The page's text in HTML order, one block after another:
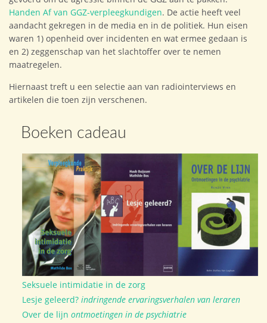
Handen Af van GGZ-verpleegkundigen. De actie heeft veel
aandacht gekregen in de media en in de politiek. Hun eisen
waren 1) openheid over incidenten en wat ermee gedaan is
en 2) zeggenschap van het slachtoffer over te nemen
maatregelen.
Hiernaast treft u een selectie aan van radiointerviews en
artikelen die toen zijn verschenen.
Boeken cadeau
Seksuele intimidatie in de zorg
Lesje geleerd? indringende ervaringsverhalen van leraren
Over de lijn ontmoetingen in de psychiatrie